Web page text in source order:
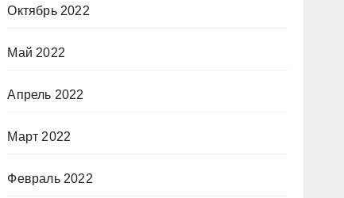
Октябрь 2022
Май 2022
Апрель 2022
Март 2022
Февраль 2022